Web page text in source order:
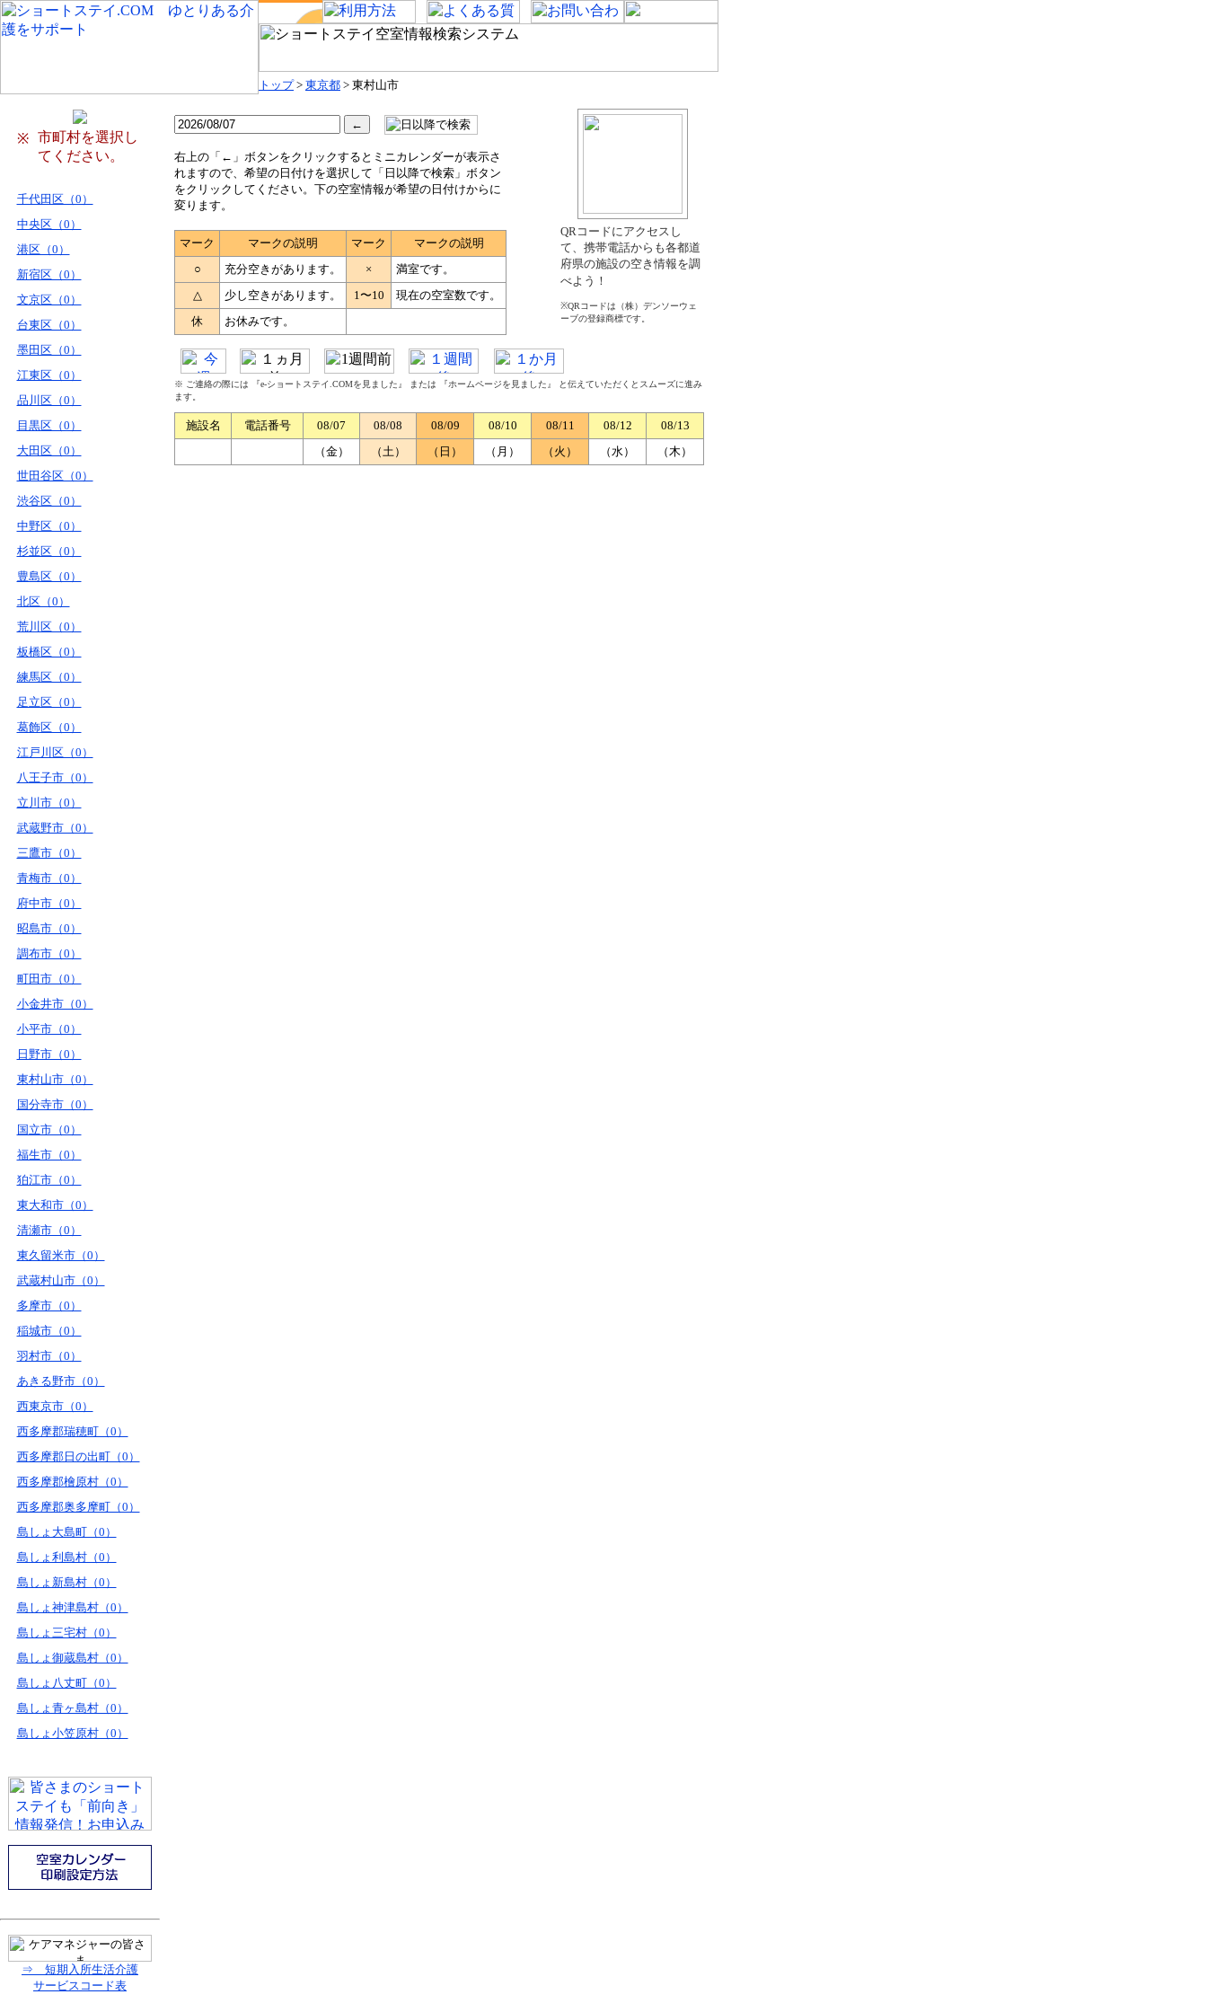
トップ> 東京都 > 東村山市
※
市町村を選択し
てください。
千代田区（0）
中央区（0）
港区（0）
新宿区（0）
文京区（0）
台東区（0）
墨田区（0）
江東区（0）
品川区（0）
目黒区（0）
大田区（0）
世田谷区（0）
渋谷区（0）
中野区（0）
杉並区（0）
豊島区（0）
北区（0）
荒川区（0）
板橋区（0）
練馬区（0）
足立区（0）
葛飾区（0）
江戸川区（0）
八王子市（0）
立川市（0）
武蔵野市（0）
三鷹市（0）
青梅市（0）
府中市（0）
昭島市（0）
調布市（0）
町田市（0）
小金井市（0）
小平市（0）
日野市（0）
東村山市（0）
国分寺市（0）
国立市（0）
福生市（0）
狛江市（0）
東大和市（0）
清瀬市（0）
東久留米市（0）
武蔵村山市（0）
多摩市（0）
稲城市（0）
羽村市（0）
あきる野市（0）
西東京市（0）
西多摩郡瑞穂町（0）
西多摩郡日の出町（0）
西多摩郡檜原村（0）
西多摩郡奥多摩町（0）
島しょ大島町（0）
島しょ利島村（0）
島しょ新島村（0）
島しょ神津島村（0）
島しょ三宅村（0）
島しょ御蔵島村（0）
島しょ八丈町（0）
島しょ青ヶ島村（0）
島しょ小笠原村（0）
⇒ 短期入所生活介護
サービスコード表
右上の「←」ボタンをクリックするとミニカレンダーが表示さ
れますので、希望の日付けを選択して「日以降で検索」ボタン
をクリックしてください。下の空室情報が希望の日付けからに
変ります。
マーク マークの説明 マーク
マークの説明
○
充分空きがあります。 ×
満室です。
△
少し空きがあります。 1〜10
現在の空室数です。
休
お休みです。
QRコードにアクセスし
て、携帯電話からも各都道
府県の施設の空き情報を調
べよう！
※QRコードは（株）デンソーウェ
ーブの登録商標です。
※ ご連絡の際には 『e-ショートステイ.COMを見ました』 または 『ホームページを見ました』 と伝えていただくとスムーズに進み
ます。
施設名 電話番号 08/07 08/08 08/09 08/10 08/11 08/12
08/13
（金）
（土） （日） （月） （火） （水） （木）